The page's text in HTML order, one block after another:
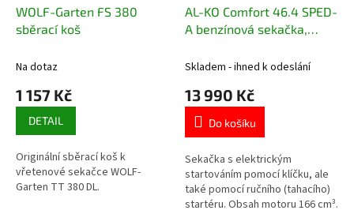
WOLF-Garten FS 380
sběrací koš
Na dotaz
1 157 Kč
DETAIL
Originální sběrací koš k
vřetenové sekačce WOLF-
Garten TT 380 DL.
AL-KO Comfort 46.4 SPED-
A benzínová sekačka,
startování
Skladem - ihned k odeslání
13 990 Kč
Do košíku
Sekačka s elektrickým
startováním pomocí klíčku, ale
také pomocí ručního (tahacího)
startéru. Obsah motoru 166 cm³.